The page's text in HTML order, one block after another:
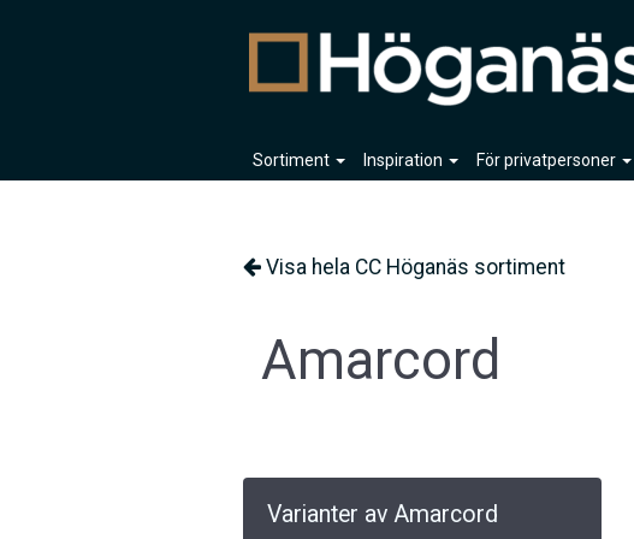
Sortiment Inspiration För privatpersoner
Visa hela CC Höganäs sortiment
Amarcord
Varianter av Amarcord